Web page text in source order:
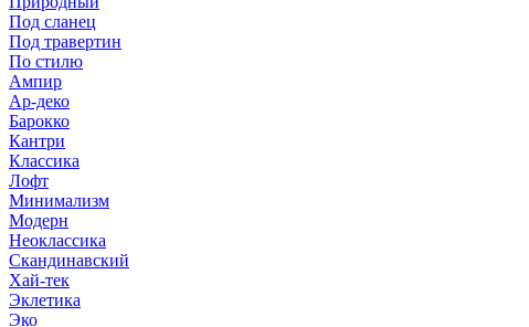
Под сланец
Под травертин
По стилю
Ампир
Ар-деко
Барокко
Кантри
Классика
Лофт
Минимализм
Модерн
Неоклассика
Скандинавский
Хай-тек
Эклетика
Эко